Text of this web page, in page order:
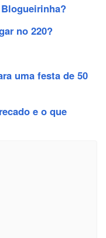
no 220?
uma festa de 50
e o que